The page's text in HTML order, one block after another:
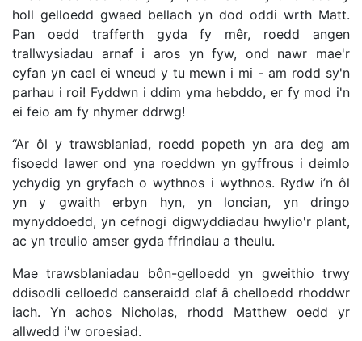
holl gelloedd gwaed bellach yn dod oddi wrth Matt.
Pan oedd trafferth gyda fy mêr, roedd angen
trallwysiadau arnaf i aros yn fyw, ond nawr mae'r
cyfan yn cael ei wneud y tu mewn i mi - am rodd sy'n
parhau i roi! Fyddwn i ddim yma hebddo, er fy mod i'n
ei feio am fy nhymer ddrwg!
“Ar ôl y trawsblaniad, roedd popeth yn ara deg am
fisoedd lawer ond yna roeddwn yn gyffrous i deimlo
ychydig yn gryfach o wythnos i wythnos. Rydw i’n ôl
yn y gwaith erbyn hyn, yn loncian, yn dringo
mynyddoedd, yn cefnogi digwyddiadau hwylio'r plant,
ac yn treulio amser gyda ffrindiau a theulu.
Mae trawsblaniadau bôn-gelloedd yn gweithio trwy
ddisodli celloedd canseraidd claf â chelloedd rhoddwr
iach. Yn achos Nicholas, rhodd Matthew oedd yr
allwedd i'w oroesiad.